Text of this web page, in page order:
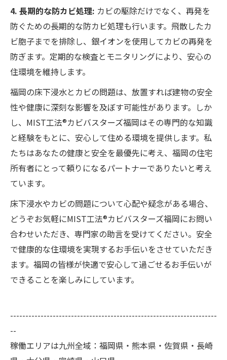
4. 長期的な防カビ処理: カビの駆除だけでなく、再発を
防ぐための長期的な防カビ処理も行います。飛散したカ
ビ胞子までを排除し、銀イオンを使用してカビの再発を
防ぎます。定期的な検査とモニタリングにより、安心の
住環境を維持します。
福岡の床下浸水とカビの問題は、放置すれば建物の安全
性や健康に深刻な影響を及ぼす可能性があります。しか
し、MIST工法®カビバスターズ福岡はその専門的な知識
と経験をもとに、安心して住める環境を提供します。私
たちはあなたの健康と安全を最優先に考え、福岡の住宅
所有者にとって頼りになるパートナーでありたいと考え
ています。
床下浸水やカビの問題について心配や疑念がある場合、
どうぞお気軽にMIST工法®カビバスターズ福岡にお問い
合わせいただき、専門家の助言を受けてください。安全
で健康的な住環境を実現するお手伝いをさせていただき
ます。福岡の皆様が快適で安心して過ごせるお手伝いが
できることを楽しみにしています。
--------------------------------------------------------------------
--
稼働エリアは九州全域：福岡県・熊本県・佐賀県・長崎